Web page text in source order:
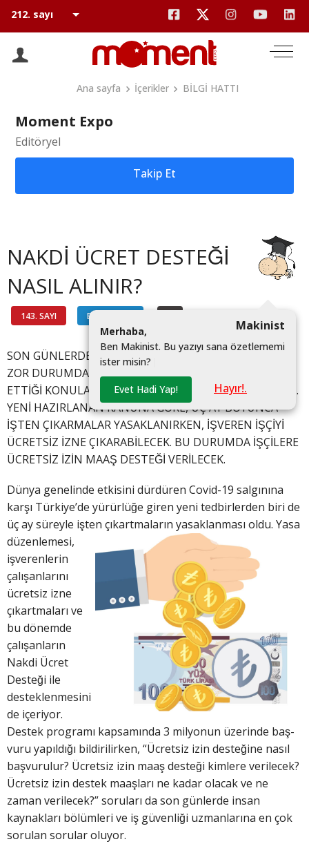
Ana sayfa İçerikler BİLGİ HATTI
Moment Expo
Editöryel
Takip Et
NAKDİ ÜCRET DESTEĞİ
NASIL ALINIR?
143. SAYI BİLGİ HATTI
Makinist
Merhaba,
Ben Makinist. Bu yazıyı sana özetlememi
ister misin?
Evet Hadi Yap! Hayır!.
SON GÜNLERDE, KORONAVİRÜS SALGINI NEDENİYLE
ZOR DURUMDA KALAN İŞÇİ VE İŞVERENLERİN MERAK
ETTİĞİ KONULARDAN BİRİ DE ÜCRETSİZİ İZİN KONUSU...
YENİ HAZIRLANAN KANUNA GÖRE, ÜÇ AY BOYUNCA
İŞTEN ÇIKARMALAR YASAKLANIRKEN, İŞVEREN İŞÇİYİ
ÜCRETSİZ İZNE ÇIKARABİLECEK. BU DURUMDA İŞÇİLERE
ÜCRETSİZ İZİN MAAŞ DESTEĞİ VERİLECEK.
Dünya genelinde etkisini dürdüren Covid-19 salgınına
karşı Türkiye’de yürürlüğe giren yeni tedbirlerden biri de
üç ay süreyle işten çıkartmaların yasaklanması oldu. Yasa
düzenlemesi,
işverenlerin
çalışanlarını
ücretsiz izne
çıkartmaları ve
bu dönemde
çalışanların
Nakdi Ücret
Desteği ile
desteklenmesini
de içeriyor.
Destek programı kapsamında 3 milyonun üzerinde baş-
vuru yapıldığı bildirilirken, “Ücretsiz izin desteğine nasıl
başvurulur? Ücretsiz izin maaş desteği kimlere verilecek?
Ücretsiz izin destek maaşları ne kadar olacak ve ne
zaman verilecek?” soruları da son günlerde insan
kaynakları bölümleri ve iş güvenliği uzmanlarına en çok
sorulan sorular oluyor.